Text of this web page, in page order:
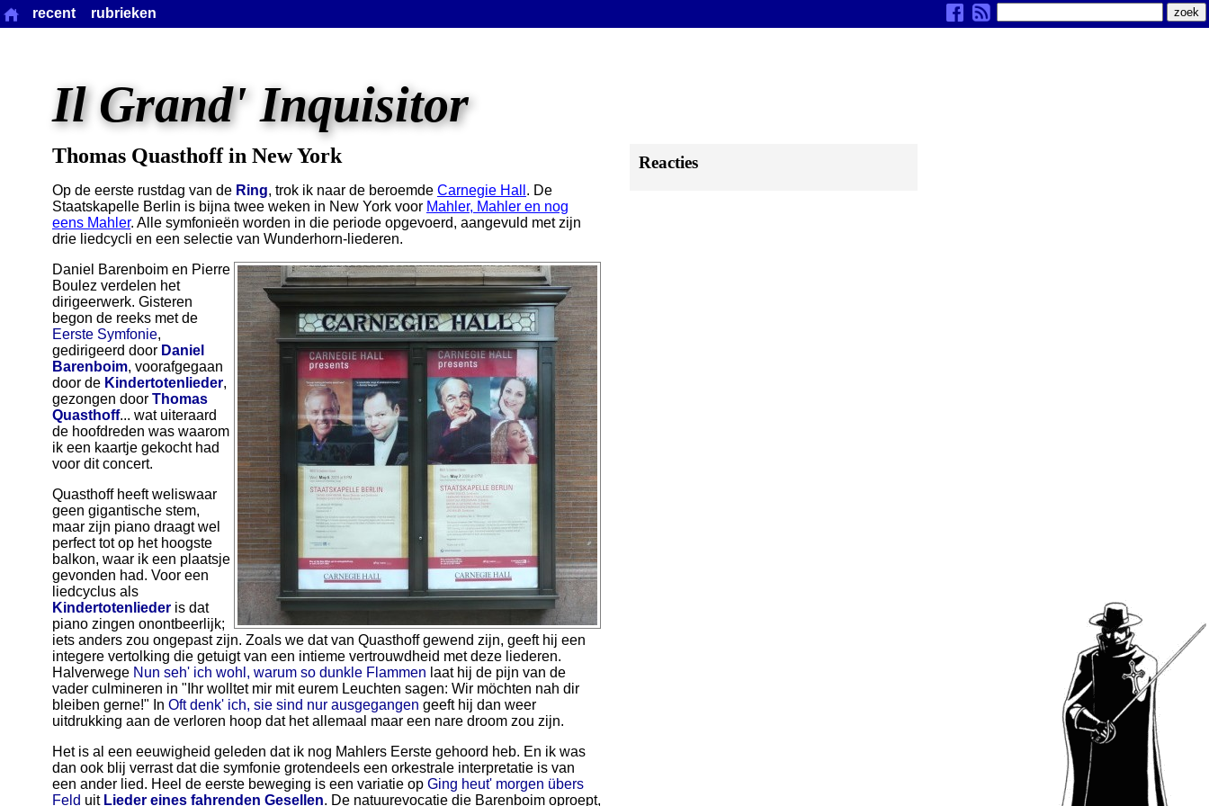
Il Grand' Inquisitor
Thomas Quasthoff in New York
Op de eerste rustdag van de Ring, trok ik naar de beroemde Carnegie Hall . De
Staatskapelle Berlin is bijna twee weken in New York voor Mahler, Mahler en nog
eens Mahler. Alle symfonieën worden in die periode opgevoerd, aangevuld met zijn
drie liedcycli en een selectie van Wunderhorn-liederen.
Daniel Barenboim en Pierre
Boulez verdelen het
dirigeerwerk. Gisteren
begon de reeks met de
Eerste Symfonie,
gedirigeerd door Daniel
Barenboim, voorafgegaan
door de Kindertotenlieder,
gezongen door Thomas
Quasthoff... wat uiteraard
de hoofdreden was waarom
ik een kaartje gekocht had
voor dit concert.
Quasthoff heeft weliswaar
geen gigantische stem,
maar zijn piano draagt wel
perfect tot op het hoogste
balkon, waar ik een plaatsje
gevonden had. Voor een
liedcyclus als
Kindertotenlieder is dat
piano zingen onontbeerlijk;
iets anders zou ongepast zijn. Zoals we dat van Quasthoff gewend zijn, geeft hij een
integere vertolking die getuigt van een intieme vertrouwdheid met deze liederen.
Halverwege Nun seh' ich wohl, warum so dunkle Flammen laat hij de pijn van de
vader culmineren in "Ihr wolltet mir mit eurem Leuchten sagen: Wir möchten nah dir
bleiben gerne!" In Oft denk' ich, sie sind nur ausgegangen geeft hij dan weer
uitdrukking aan de verloren hoop dat het allemaal maar een nare droom zou zijn.
Het is al een eeuwigheid geleden dat ik nog Mahlers Eerste gehoord heb. En ik was
dan ook blij verrast dat die symfonie grotendeels een orkestrale interpretatie is van
een ander lied. Heel de eerste beweging is een variatie op Ging heut' morgen übers
Feld uit Lieder eines fahrenden Gesellen. De natuurevocatie die Barenboim oproept,
Reacties
recent rubrieken